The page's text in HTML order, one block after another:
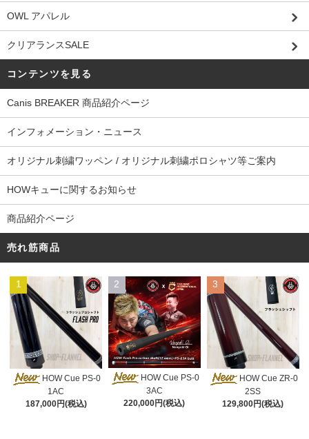
OWL アパレル
クリアランスSALE
コンテンツを見る
Canis BREAKER 商品紹介ページ
インフォメーション・ニュース
オリジナル刺繍ワッペン / オリジナル刺繍ポロシャツ等ご案内
HOWキューに関するお知らせ
商品紹介ページ
売れ筋商品
1
HOW Cue PS-0
1AC
187,000円(税込)
2
HOW Cue PS-0
3AC
220,000円(税込)
3
HOW Cue ZR-0
2SS
129,800円(税込)